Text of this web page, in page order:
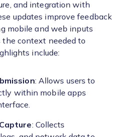
and integration with
updates improve feedback
mobile and web inputs
context needed to
include:
: Allows users to
within mobile apps
: Collects